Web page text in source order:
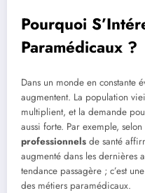
Pourquoi
Paramédicaux ?
Dans un monde en constante
augmentent. La population
multiplient, et la demande
aussi forte. Par exemple,
professionnels de santé
augmenté dans les dernières
tendance passagère ; c’est
des métiers paramédicaux.